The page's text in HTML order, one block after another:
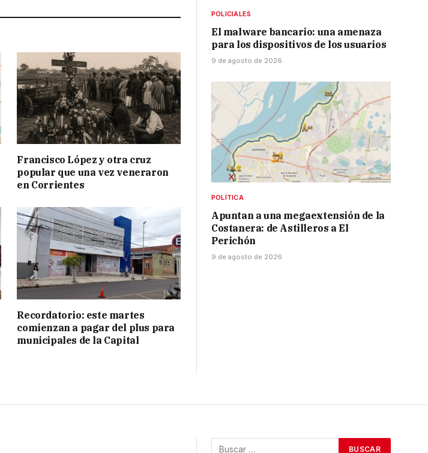
Francisco López y otra cruz
popular que una vez veneraron
en Corrientes
Recordatorio: este martes
comienzan a pagar del plus para
municipales de la Capital
POLICIALES
El malware bancario: una amenaza
para los dispositivos de los usuarios
9 de agosto de 2026
POLÍTICA
Apuntan a una megaextensión de la
Costanera: de Astilleros a El
Perichón
9 de agosto de 2026